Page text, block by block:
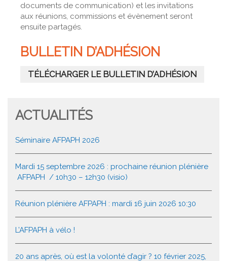
documents de communication) et les invitations
aux réunions, commissions et évènement seront
ensuite partagés.
BULLETIN D’ADHÉSION
TÉLÉCHARGER LE BULLETIN D’ADHÉSION
ACTUALITÉS
Séminaire AFPAPH 2026
Mardi 15 septembre 2026 : prochaine réunion plénière
AFPAPH / 10h30 – 12h30 (visio)
Réunion plénière AFPAPH : mardi 16 juin 2026 10:30
L’AFPAPH à vélo !
20 ans après, où est la volonté d’agir ? 10 février 2025,